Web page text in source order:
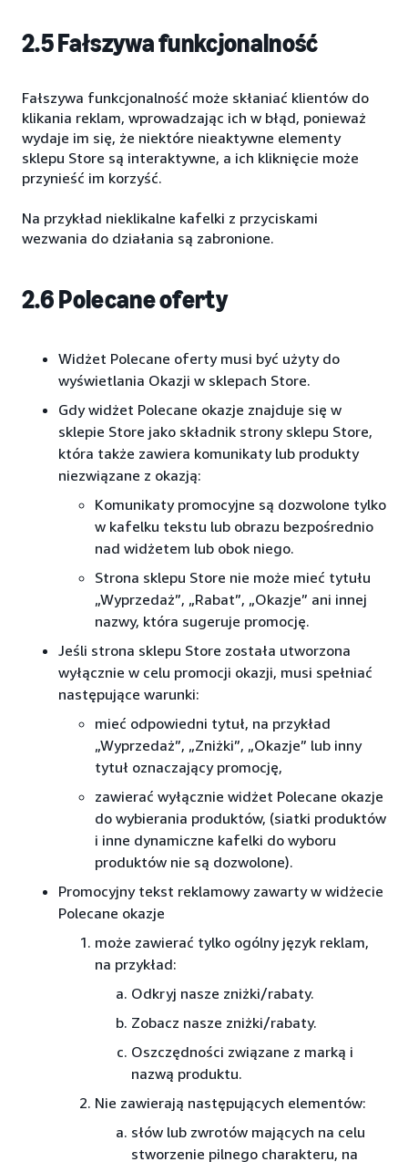
2.5 Fałszywa funkcjonalność
Fałszywa funkcjonalność może skłaniać klientów do
klikania reklam, wprowadzając ich w błąd, ponieważ
wydaje im się, że niektóre nieaktywne elementy
sklepu Store są interaktywne, a ich kliknięcie może
przynieść im korzyść.
Na przykład nieklikalne kafelki z przyciskami
wezwania do działania są zabronione.
2.6 Polecane oferty
Widżet Polecane oferty musi być użyty do
wyświetlania Okazji w sklepach Store.
Gdy widżet Polecane okazje znajduje się w
sklepie Store jako składnik strony sklepu Store,
która także zawiera komunikaty lub produkty
niezwiązane z okazją:
Komunikaty promocyjne są dozwolone tylko
w kafelku tekstu lub obrazu bezpośrednio
nad widżetem lub obok niego.
Strona sklepu Store nie może mieć tytułu
„Wyprzedaż”, „Rabat”, „Okazje” ani innej
nazwy, która sugeruje promocję.
Jeśli strona sklepu Store została utworzona
wyłącznie w celu promocji okazji, musi spełniać
następujące warunki:
mieć odpowiedni tytuł, na przykład
„Wyprzedaż”, „Zniżki”, „Okazje” lub inny
tytuł oznaczający promocję,
zawierać wyłącznie widżet Polecane okazje
do wybierania produktów, (siatki produktów
i inne dynamiczne kafelki do wyboru
produktów nie są dozwolone).
Promocyjny tekst reklamowy zawarty w widżecie
Polecane okazje
może zawierać tylko ogólny język reklam,
na przykład:
Odkryj nasze zniżki/rabaty.
Zobacz nasze zniżki/rabaty.
Oszczędności związane z marką i
nazwą produktu.
Nie zawierają następujących elementów:
słów lub zwrotów mających na celu
stworzenie pilnego charakteru, na